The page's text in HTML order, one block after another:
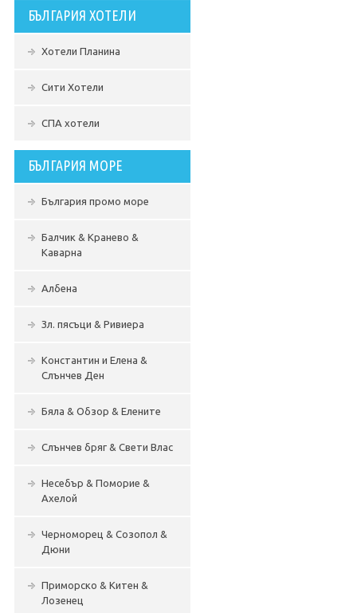
БЪЛГАРИЯ ХОТЕЛИ
Хотели Планина
Сити Хотели
СПА хотели
БЪЛГАРИЯ МОРЕ
България промо море
Балчик & Кранево &
Каварна
Албена
Зл. пясъци & Ривиера
Константин и Елена &
Слънчев Ден
Бяла & Обзор & Елените
Слънчев бряг & Свети Влас
Несебър & Поморие &
Ахелой
Черноморец & Созопол &
Дюни
Приморско & Китен &
Лозенец